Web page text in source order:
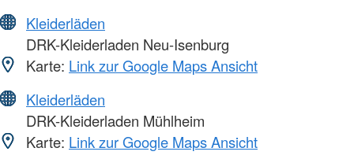
Kleiderläden
DRK-Kleiderladen Neu-Isenburg
Karte: Link zur Google Maps Ansicht
Kleiderläden
DRK-Kleiderladen Mühlheim
Karte: Link zur Google Maps Ansicht